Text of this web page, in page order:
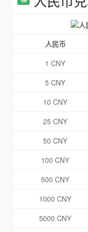
人民币
1 CNY
5 CNY
10 CNY
25 CNY
50 CNY
100 CNY
500 CNY
1000 CNY
5000 CNY